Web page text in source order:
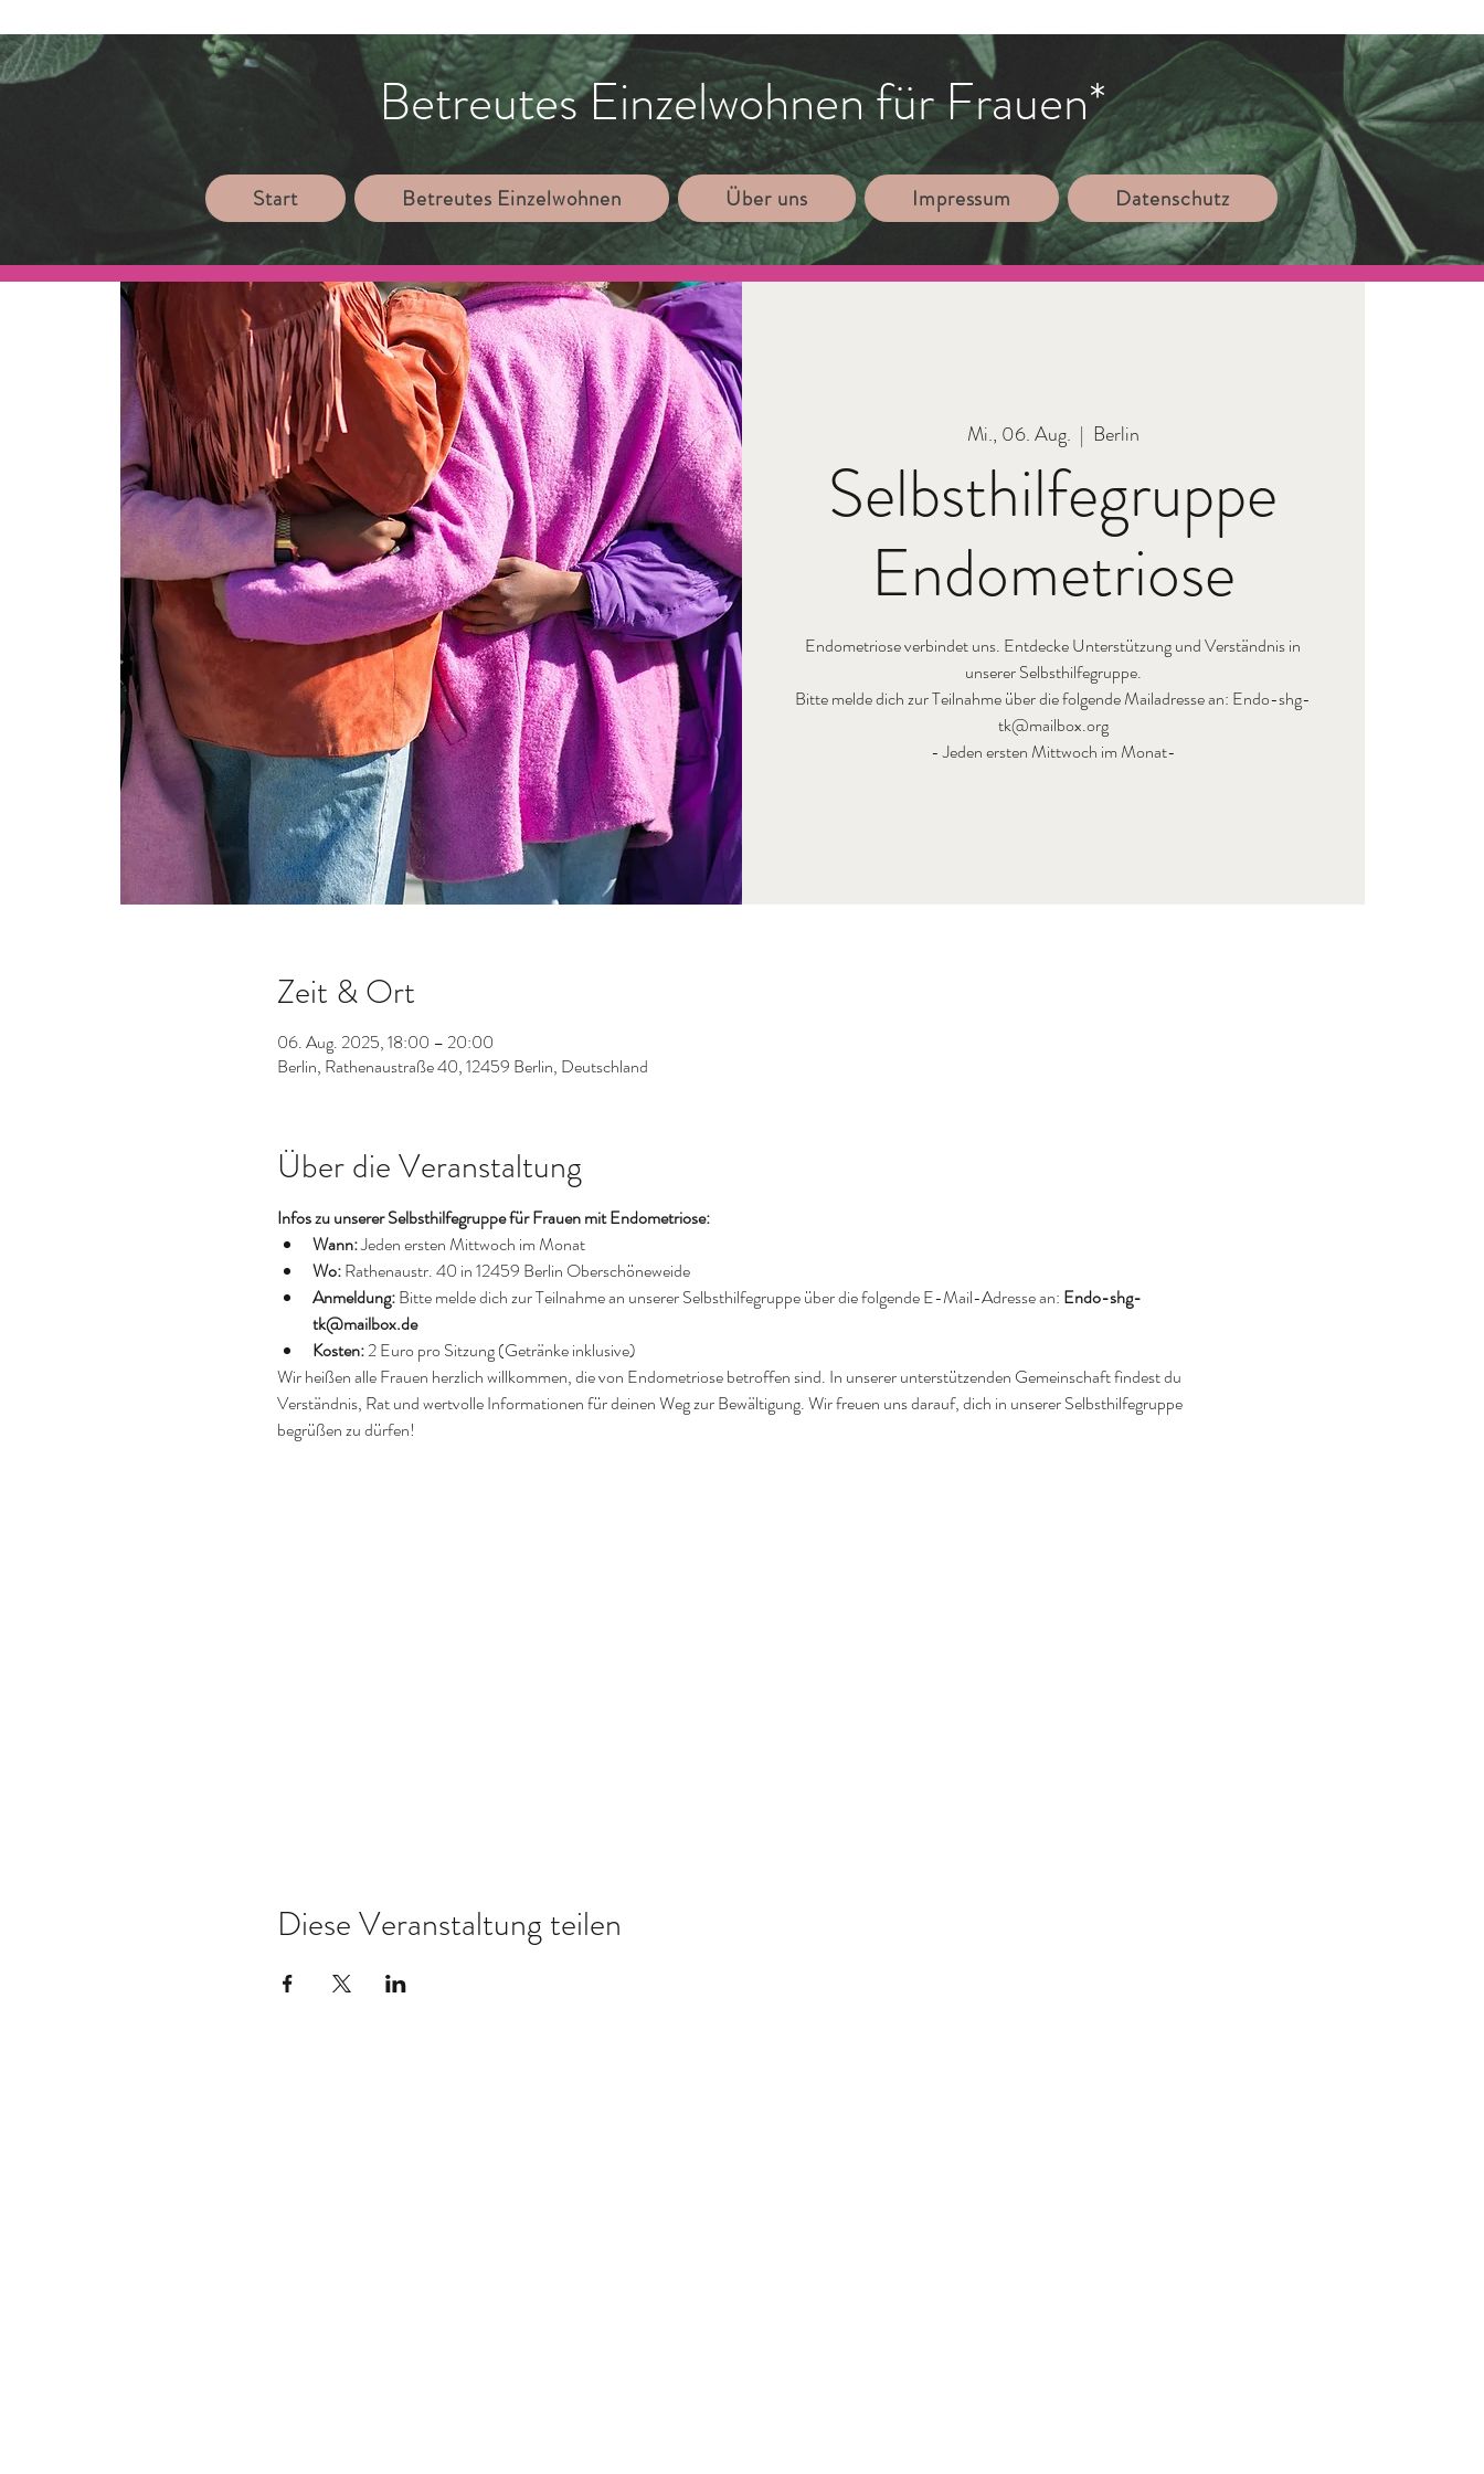
Betreutes Einzelwohnen für Frauen*
Start Betreutes Einzelwohnen Über uns Impressum Datenschutz
Mi., 06. Aug.
  |
Berlin
Selbsthilfegruppe
Endometriose
Endometriose verbindet uns. Entdecke Unterstützung und Verständnis in
unserer Selbsthilfegruppe.
Bitte melde dich zur Teilnahme über die folgende Mailadresse an: Endo-shg-
tk@mailbox.org
- Jeden ersten Mittwoch im Monat-
Zeit & Ort
06. Aug. 2025, 18:00 – 20:00
Berlin, Rathenaustraße 40, 12459 Berlin, Deutschland
Über die Veranstaltung
Infos zu unserer Selbsthilfegruppe für Frauen mit Endometriose:
Wann: Jeden ersten Mittwoch im Monat
Wo: Rathenaustr. 40 in 12459 Berlin Oberschöneweide
Anmeldung: Bitte melde dich zur Teilnahme an unserer Selbsthilfegruppe über die folgende E-Mail-Adresse an: Endo-shg-
tk@mailbox.de
Kosten: 2 Euro pro Sitzung (Getränke inklusive)
Wir heißen alle Frauen herzlich willkommen, die von Endometriose betroffen sind. In unserer unterstützenden Gemeinschaft findest du
Verständnis, Rat und wertvolle Informationen für deinen Weg zur Bewältigung. Wir freuen uns darauf, dich in unserer Selbsthilfegruppe
begrüßen zu dürfen!
Diese Veranstaltung teilen